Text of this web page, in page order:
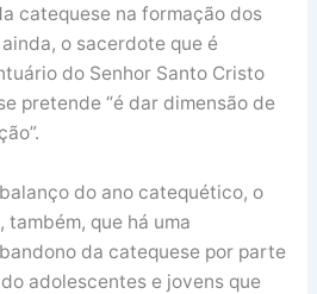
catequese na formação dos
o sacerdote que é
do Senhor Santo Cristo
pretende “é dar dimensão de
do ano catequético, o
que há uma
da catequese por parte
adolescentes e jovens que